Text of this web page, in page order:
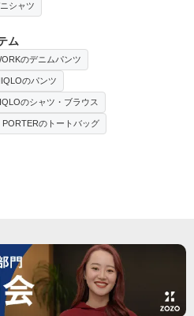
シャツ
ム
のデニムパンツ
のパンツ
のシャツ・ブラウス
PORTERのトートバッグ